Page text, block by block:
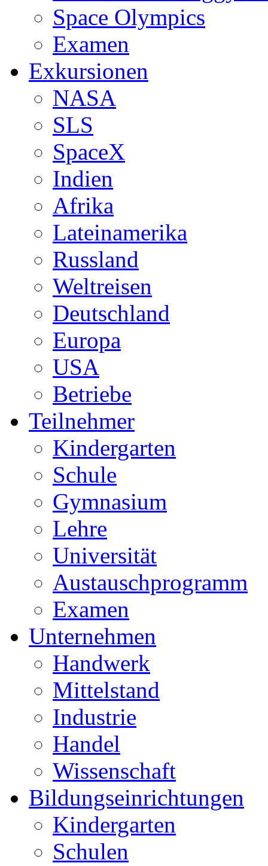
Space Olympics
Examen
Exkursionen
NASA
SLS
SpaceX
Indien
Afrika
Lateinamerika
Russland
Weltreisen
Deutschland
Europa
USA
Betriebe
Teilnehmer
Kindergarten
Schule
Gymnasium
Lehre
Universität
Austauschprogramm
Examen
Unternehmen
Handwerk
Mittelstand
Industrie
Handel
Wissenschaft
Bildungseinrichtungen
Kindergarten
Schulen